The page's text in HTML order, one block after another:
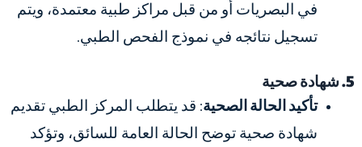
في البصريات أو من قبل مراكز طبية معتمدة، ويتم
تسجيل نتائجه في نموذج الفحص الطبي.
5. شهادة صحية
تأكيد الحالة الصحية: قد يتطلب المركز الطبي تقديم
شهادة صحية توضح الحالة العامة للسائق، وتؤكد